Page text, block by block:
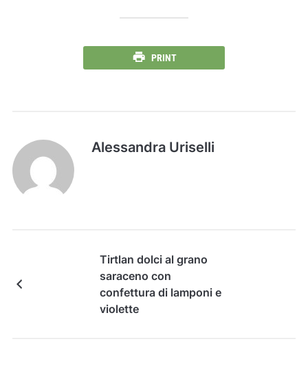
PRINT
Alessandra Uriselli
Tirtlan dolci al grano
saraceno con
confettura di lamponi e
violette